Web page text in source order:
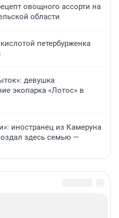
овощного ассорти на
области
петербурженка
девушка
экопарка «Лотос» в
иностранец из Камеруна
здесь семью —